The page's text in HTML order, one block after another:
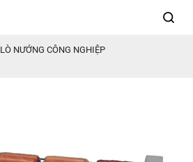
LÒ NƯỚNG CÔNG NGHIỆP